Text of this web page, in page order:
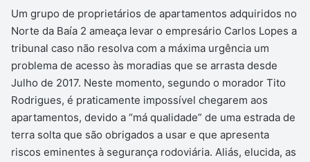
mail
Um grupo de proprietários de apartamentos adquiridos no
Norte da Baía 2 ameaça levar o empresário Carlos Lopes a
tribunal caso não resolva com a máxima urgência um
problema de acesso às moradias que se arrasta desde
Julho de 2017. Neste momento, segundo o morador Tito
Rodrigues, é praticamente impossível chegarem aos
apartamentos, devido a “má qualidade” de uma estrada de
terra solta que são obrigados a usar e que apresenta
riscos eminentes à segurança rodoviária. Aliás, elucida, as